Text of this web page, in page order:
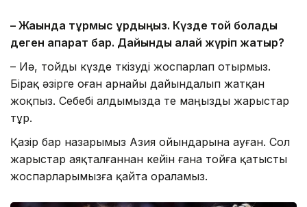
– Жақында тұрмыс құрдыңыз. Күзде той болады
деген ақпарат бар. Дайындық қалай жүріп жатыр?
– Иә, тойды күзде өткізуді жоспарлап отырмыз.
Бірақ әзірге оған арнайы дайындалып жатқан
жоқпыз. Себебі алдымызда өте маңызды жарыстар
тұр.
Қазір бар назарымыз Азия ойындарына ауған. Сол
жарыстар аяқталғаннан кейін ғана тойға қатысты
жоспарларымызға қайта ораламыз.